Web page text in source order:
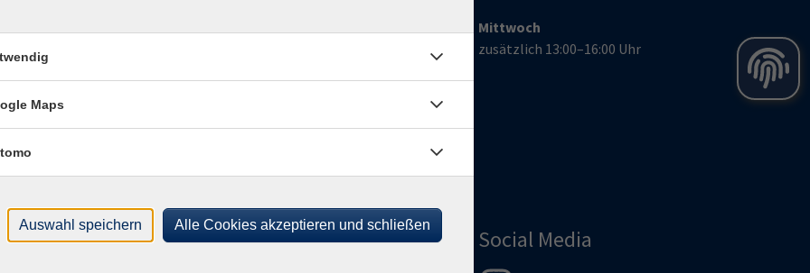
Uhr
Uhr
Telefon:09331 2890
Mittwoch
zusätzlich 13:00–16:00 Uhr
Service
Downloads
Social Media
Maps
Auswahl speichern Alle Cookies akzeptieren und schließen